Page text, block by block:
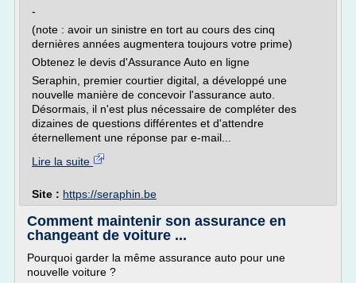
-
(note : avoir un sinistre en tort au cours des cinq
dernières années augmentera toujours votre prime)
Obtenez le devis d'Assurance Auto en ligne
Seraphin, premier courtier digital, a développé une
nouvelle manière de concevoir l'assurance auto.
Désormais, il n'est plus nécessaire de compléter des
dizaines de questions différentes et d'attendre
éternellement une réponse par e-mail...
Lire la suite
Site : https://seraphin.be
Comment maintenir son assurance en
changeant de voiture ...
Pourquoi garder la même assurance auto pour une
nouvelle voiture ?